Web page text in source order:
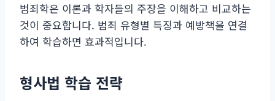
범죄학은 이론과 학자들의 주장을 이해하고 비교하는
것이 중요합니다. 범죄 유형별 특징과 예방책을 연결
하여 학습하면 효과적입니다.
형사법 학습 전략